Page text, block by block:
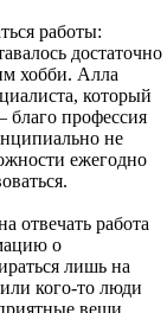
работы:
достаточно
хобби. Алла
который
благо профессия
не
ежегодно
отвечать работа
о
лишь на
кого-то люди
вещи